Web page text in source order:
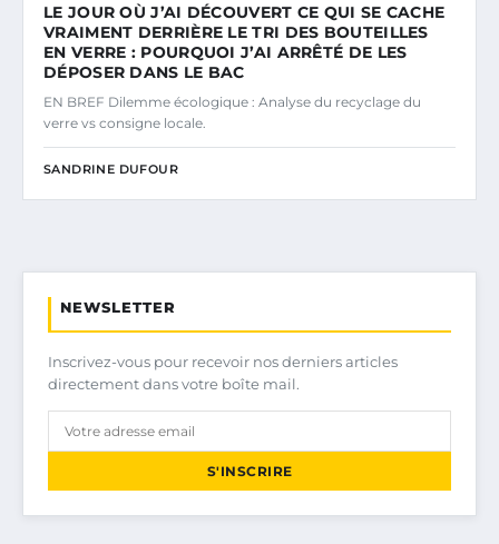
LE JOUR OÙ J’AI DÉCOUVERT CE QUI SE CACHE
VRAIMENT DERRIÈRE LE TRI DES BOUTEILLES
EN VERRE : POURQUOI J’AI ARRÊTÉ DE LES
DÉPOSER DANS LE BAC
EN BREF Dilemme écologique : Analyse du recyclage du
verre vs consigne locale.
SANDRINE DUFOUR
NEWSLETTER
Inscrivez-vous pour recevoir nos derniers articles
directement dans votre boîte mail.
S'INSCRIRE